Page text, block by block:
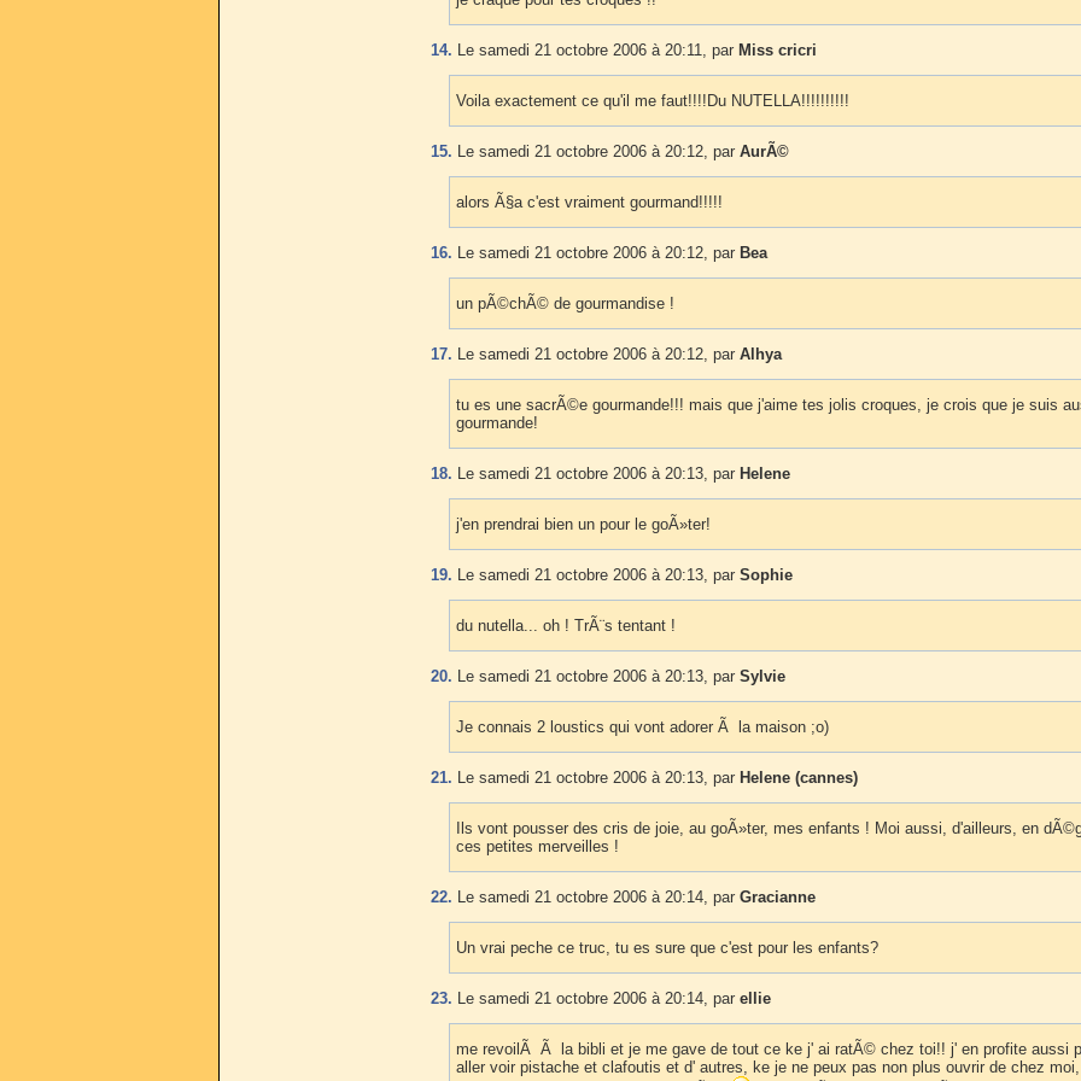
14. Le samedi 21 octobre 2006 à 20:11, par Miss cricri
Voila exactement ce qu'il me faut!!!!Du NUTELLA!!!!!!!!!!
15. Le samedi 21 octobre 2006 à 20:12, par AurÃ©
alors Ã§a c'est vraiment gourmand!!!!!
16. Le samedi 21 octobre 2006 à 20:12, par Bea
un pÃ©chÃ© de gourmandise !
17. Le samedi 21 octobre 2006 à 20:12, par Alhya
tu es une sacrÃ©e gourmande!!! mais que j'aime tes jolis croques, je crois que je suis
gourmande!
18. Le samedi 21 octobre 2006 à 20:13, par Helene
j'en prendrai bien un pour le goÃ»ter!
19. Le samedi 21 octobre 2006 à 20:13, par Sophie
du nutella... oh ! TrÃ¨s tentant !
20. Le samedi 21 octobre 2006 à 20:13, par Sylvie
Je connais 2 loustics qui vont adorer Ã la maison ;o)
21. Le samedi 21 octobre 2006 à 20:13, par Helene (cannes)
Ils vont pousser des cris de joie, au goÃ»ter, mes enfants ! Moi aussi, d'ailleurs, en
ces petites merveilles !
22. Le samedi 21 octobre 2006 à 20:14, par Gracianne
Un vrai peche ce truc, tu es sure que c'est pour les enfants?
23. Le samedi 21 octobre 2006 à 20:14, par ellie
me revoilÃ Ã la bibli et je me gave de tout ce ke j' ai ratÃ© chez toi!! j' en profite aussi
aller voir pistache et clafoutis et d' autres, ke je ne peux pas non plus ouvrir de chez